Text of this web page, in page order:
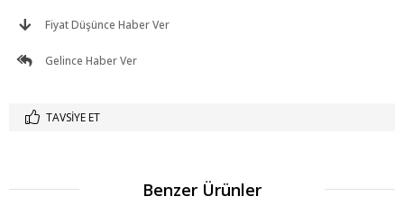
Fiyat Düşünce Haber Ver
Gelince Haber Ver
TAVSIYE ET
Benzer Ürünler